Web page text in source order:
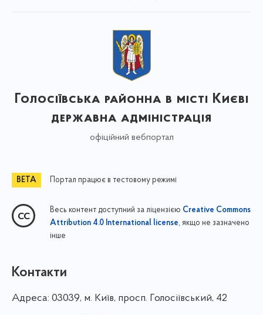
Голосіївська районна в місті Києві
державна адміністрація
офіційний вебпортал
Портал працює в тестовому режимі
Весь контент доступний за ліцензією Creative Commons
Attribution 4.0 International license, якщо не зазначено
інше
Контакти
Адреса: 03039, м. Київ, просп. Голосіївський, 42